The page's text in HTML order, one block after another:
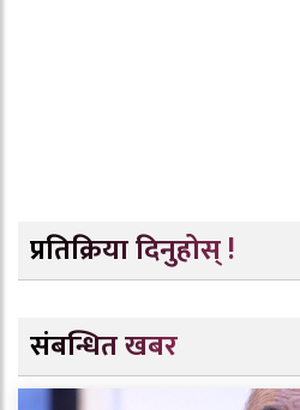
प्रतिक्रिया दिनुहोस् !
संबन्धित खबर